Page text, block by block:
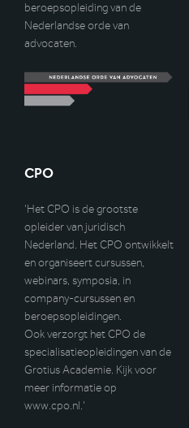
beroepsopleiding van de
Nederlandse orde van
advocaten.
CPO
‘Het CPO is de grootste
opleider van juridisch
Nederland. Het CPO ontwikkelt
en organiseert cursussen,
webinars, symposia, in
company-cursussen en
beroepsopleidingen.
Ook verzorgt het CPO de
specialisatieopleidingen van de
Grotius Academie. Kijk voor
meer informatie op
www.cpo.nl.’